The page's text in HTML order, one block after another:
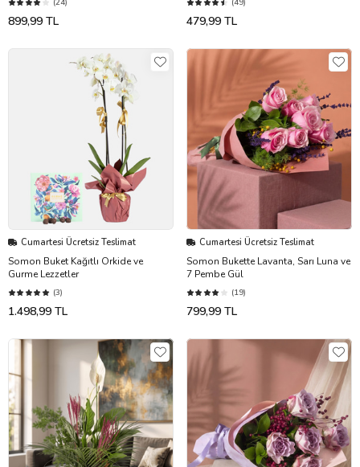
899,99 TL 479,99 TL
Cumartesi Ücretsiz Teslimat
Somon Buket Kağıtlı Orkide ve
Gurme Lezzetler
(3)
1.498,99 TL
Cumartesi Ücretsiz Teslimat
Somon Bukette Lavanta, Sarı Luna ve
7 Pembe Gül
(19)
799,99 TL